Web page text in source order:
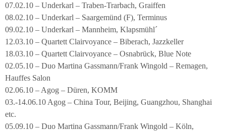
07.02.10 – Underkarl – Traben-Trarbach, Graiffen
08.02.10 – Underkarl – Saargemünd (F), Terminus
09.02.10 – Underkarl – Mannheim, Klapsmühl´
12.03.10 – Quartett Clairvoyance – Biberach, Jazzkeller
18.03.10 – Quartett Clairvoyance – Osnabrück, Blue Note
02.05.10 – Duo Martina Gassmann/Frank Wingold – Remagen,
Hauffes Salon
02.06.10 – Agog – Düren, KOMM
03.-14.06.10 Agog – China Tour, Beijing, Guangzhou, Shanghai
etc.
05.09.10 – Duo Martina Gassmann/Frank Wingold – Köln,